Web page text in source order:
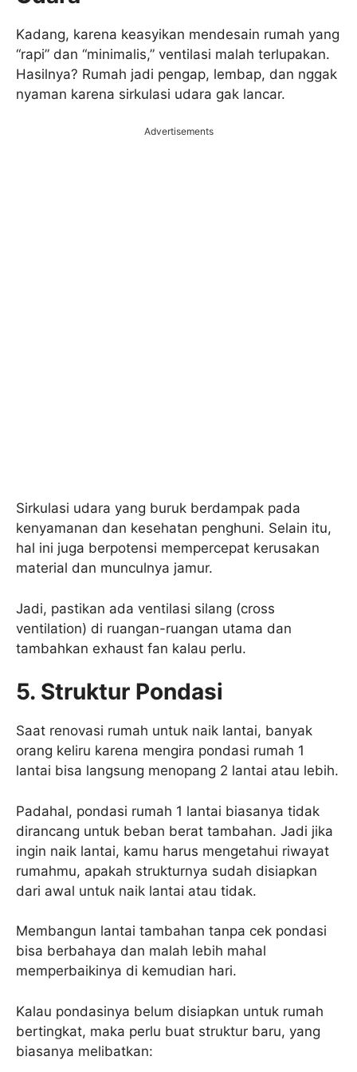
Kadang, karena keasyikan mendesain rumah yang
“rapi” dan “minimalis,” ventilasi malah terlupakan.
Hasilnya? Rumah jadi pengap, lembap, dan nggak
nyaman karena sirkulasi udara gak lancar.
Advertisements
Sirkulasi udara yang buruk berdampak pada
kenyamanan dan kesehatan penghuni. Selain itu,
hal ini juga berpotensi mempercepat kerusakan
material dan munculnya jamur.
Jadi, pastikan ada ventilasi silang (cross
ventilation) di ruangan-ruangan utama dan
tambahkan exhaust fan kalau perlu.
5. Struktur Pondasi
Saat renovasi rumah untuk naik lantai, banyak
orang keliru karena mengira pondasi rumah 1
lantai bisa langsung menopang 2 lantai atau lebih.
Padahal, pondasi rumah 1 lantai biasanya tidak
dirancang untuk beban berat tambahan. Jadi jika
ingin naik lantai, kamu harus mengetahui riwayat
rumahmu, apakah strukturnya sudah disiapkan
dari awal untuk naik lantai atau tidak.
Membangun lantai tambahan tanpa cek pondasi
bisa berbahaya dan malah lebih mahal
memperbaikinya di kemudian hari.
Kalau pondasinya belum disiapkan untuk rumah
bertingkat, maka perlu buat struktur baru, yang
biasanya melibatkan: